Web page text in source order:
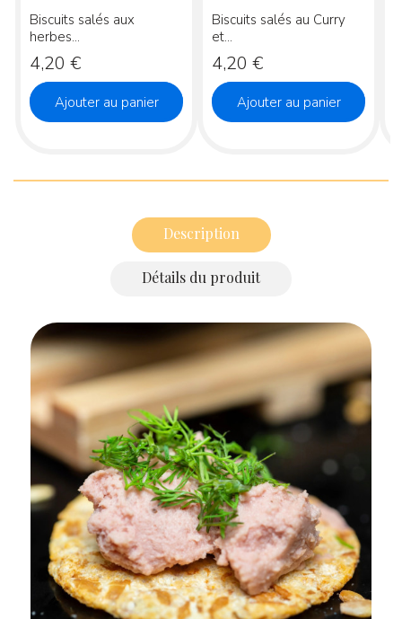
Biscuits salés aux
herbes...
Prix
4,20 €
Ajouter au panier
Biscuits salés au Curry
et...
Prix
4,20 €
Ajouter au panier
Description
Détails du produit